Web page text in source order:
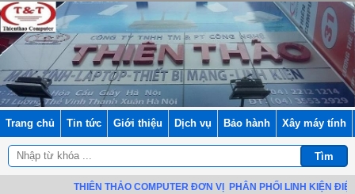
Trang chủ Tin tức Giới thiệu Dịch vụ Bảo hành Xây máy tính
THIÊN THẢO COMPUTER ĐƠN VỊ PHÂN PHỐI LINH KIỆN ĐIỆN